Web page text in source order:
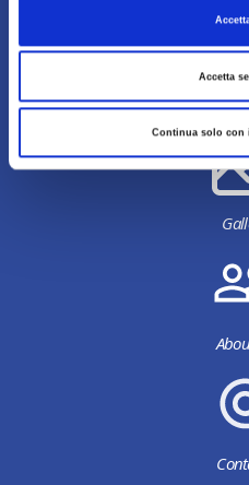
Accetta
Continua solo con